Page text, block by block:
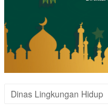
Dinas Lingkungan Hidup